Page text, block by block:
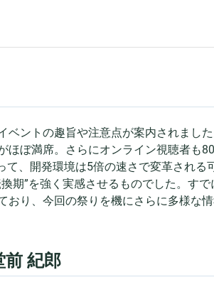
ベントの趣旨や注意点が案内されまし
ほぼ満席。さらにオンライン視聴者も
て、開発環境は5倍の速さで変革され
期”を強く実感させるものでした。す
おり、今回の祭りを機にさらに多様な
紀郎